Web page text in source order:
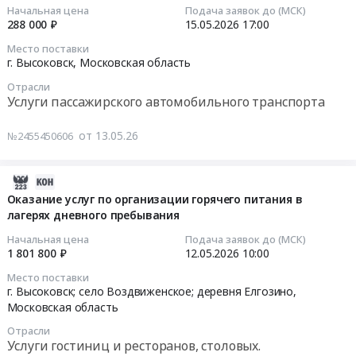
Начальная цена
288 000 ₽
Подача заявок до (МСК)
15.05.2026 17:00
Место поставки
г. Высоковск, Московская область
Отрасли
Услуги пассажирского автомобильного транспорта
№2455450606 от 13.05.26
Оказание услуг по организации горячего питания в
лагерях дневного пребывания
Начальная цена
1 801 800 ₽
Подача заявок до (МСК)
12.05.2026 10:00
Место поставки
г. Высоковск; село Воздвиженское; деревня Елгозино,
Московская область
Отрасли
Услуги гостиниц и ресторанов, столовых.